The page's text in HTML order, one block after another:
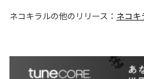
ネコキラルの他のリリース： ネコキ